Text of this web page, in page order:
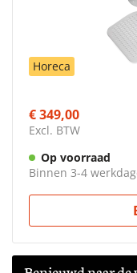
Horeca
€ 349,00
Excl. BTW
Op voorraad
Binnen 3-4